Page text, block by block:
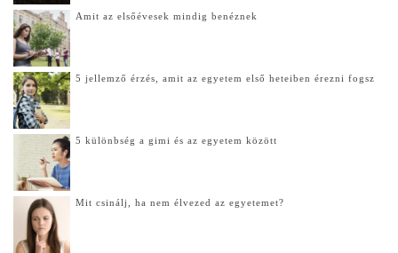
Amit az elsőévesek mindig benéznek
5 jellemző érzés, amit az egyetem első heteiben érezni fogsz
5 különbség a gimi és az egyetem között
Mit csinálj, ha nem élvezed az egyetemet?